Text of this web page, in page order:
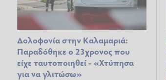
Δολοφονία στην Καλαμαριά:
Παραδόθηκε ο 23χρονος που
είχε ταυτοποιηθεί - «Χτύπησα
για να γλιτώσω»